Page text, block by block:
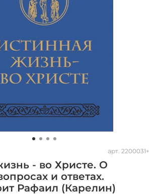
арт. 2200031+
- во Христе. О
и ответах.
Рафаил (Карелин)